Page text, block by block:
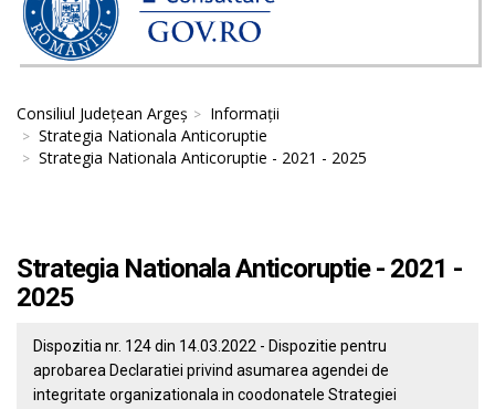
Consiliul Județean Argeș
Informații
Strategia Nationala Anticoruptie
Strategia Nationala Anticoruptie - 2021 - 2025
Strategia Nationala Anticoruptie - 2021 -
2025
Dispozitia nr. 124 din 14.03.2022 - Dispozitie pentru
aprobarea Declaratiei privind asumarea agendei de
integritate organizationala in coodonatele Strategiei